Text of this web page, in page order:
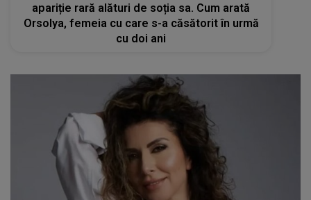
apariție rară alături de soția sa. Cum arată
Orsolya, femeia cu care s-a căsătorit în urmă
cu doi ani